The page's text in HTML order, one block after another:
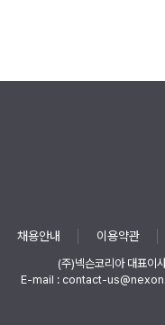
채용안내 이용약관
(주)넥슨코리아 대표이
E-mail : contact-